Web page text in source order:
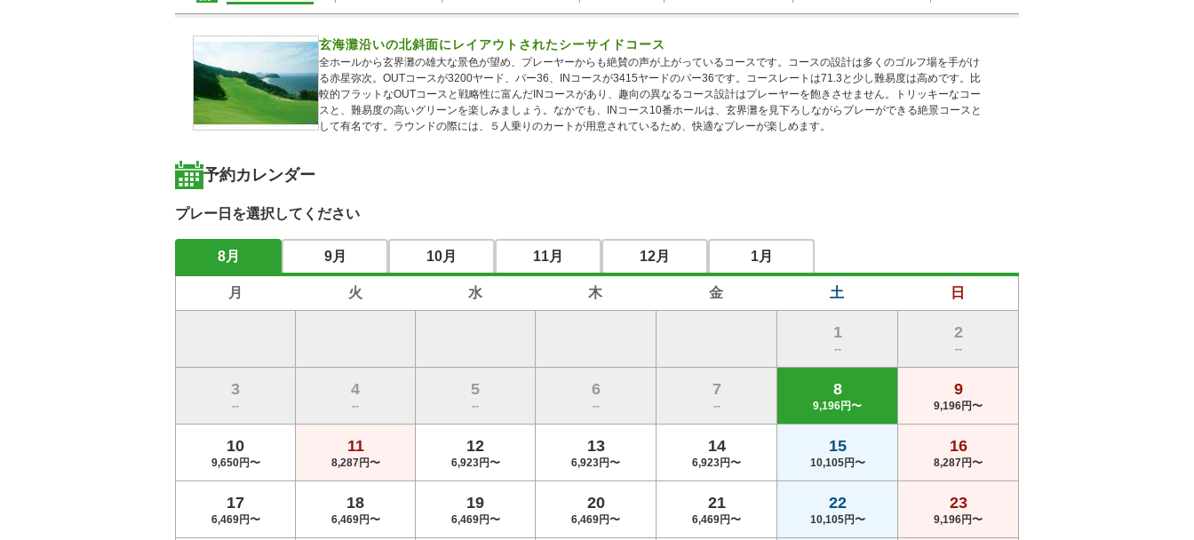
玄海灘沿いの北斜面にレイアウトされたシーサイドコース
全ホールから玄界灘の雄大な景色が望め、プレーヤーからも絶賛の声が上がっているコースです。コースの設計は多くのゴルフ場を手がけ
る赤星弥次。OUTコースが3200ヤード、パー36、INコースが3415ヤードのパー36です。コースレートは71.3と少し難易度は高めです。比
較的フラットなOUTコースと戦略性に富んだINコースがあり、趣向の異なるコース設計はプレーヤーを飽きさせません。トリッキーなコー
スと、難易度の高いグリーンを楽しみましょう。なかでも、INコース10番ホールは、玄界灘を見下ろしながらプレーができる絶景コースと
して有名です。ラウンドの際には、５人乗りのカートが用意されているため、快適なプレーが楽しめます。
予約カレンダー
プレー日を選択してください
8月 9月 10月 11月 12月 1月
月 火 水 木 金 土 日
1
--
2
--
3
--
4
--
5
--
6
--
7
--
8
9,196円〜
9
9,196円〜
10
9,650円〜
11
8,287円〜
12
6,923円〜
13
6,923円〜
14
6,923円〜
15
10,105円〜
16
8,287円〜
17
6,469円〜
18
6,469円〜
19
6,469円〜
20
6,469円〜
21
6,469円〜
22
10,105円〜
23
9,196円〜